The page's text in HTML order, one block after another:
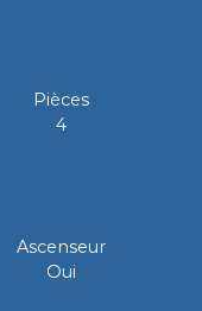
Pièces
4
Ascenseur
Oui